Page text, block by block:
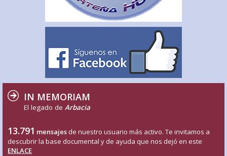
IN MEMORIAM
El legado de Arbacia
13.791 mensajes de nuestro usuario más activo. Te invitamos a
descubrir la base documental y de ayuda que nos dejó en este
ENLACE